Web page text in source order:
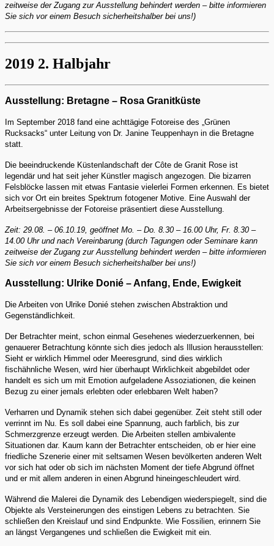
zeitweise der Zugang zur Ausstellung behindert werden – bitte informieren
Sie sich vor einem Besuch sicherheitshalber bei uns!)
2019 2. Halbjahr
Ausstellung: Bretagne – Rosa Granitküste
Im September 2018 fand eine achttägige Fotoreise des „Grünen
Rucksacks“ unter Leitung von Dr. Janine Teuppenhayn in die Bretagne
statt.
Die beeindruckende Küstenlandschaft der Côte de Granit Rose ist
legendär und hat seit jeher Künstler magisch angezogen. Die bizarren
Felsblöcke lassen mit etwas Fantasie vielerlei Formen erkennen. Es bietet
sich vor Ort ein breites Spektrum fotogener Motive. Eine Auswahl der
Arbeitsergebnisse der Fotoreise präsentiert diese Ausstellung.
Zeit: 29.08. – 06.10.19, geöffnet Mo. – Do. 8.30 – 16.00 Uhr, Fr. 8.30 –
14.00 Uhr und nach Vereinbarung (durch Tagungen oder Seminare kann
zeitweise der Zugang zur Ausstellung behindert werden – bitte informieren
Sie sich vor einem Besuch sicherheitshalber bei uns!)
Ausstellung: Ulrike Donié – Anfang, Ende, Ewigkeit
Die Arbeiten von Ulrike Donié stehen zwischen Abstraktion und
Gegenständlichkeit.
Der Betrachter meint, schon einmal Gesehenes wiederzuerkennen, bei
genauerer Betrachtung könnte sich dies jedoch als Illusion herausstellen:
Sieht er wirklich Himmel oder Meeresgrund, sind dies wirklich
fischähnliche Wesen, wird hier überhaupt Wirklichkeit abgebildet oder
handelt es sich um mit Emotion aufgeladene Assoziationen, die keinen
Bezug zu einer jemals erlebten oder erlebbaren Welt haben?
Verharren und Dynamik stehen sich dabei gegenüber. Zeit steht still oder
verrinnt im Nu. Es soll dabei eine Spannung, auch farblich, bis zur
Schmerzgrenze erzeugt werden. Die Arbeiten stellen ambivalente
Situationen dar. Kaum kann der Betrachter entscheiden, ob er hier eine
friedliche Szenerie einer mit seltsamen Wesen bevölkerten anderen Welt
vor sich hat oder ob sich im nächsten Moment der tiefe Abgrund öffnet
und er mit allem anderen in einen Abgrund hineingeschleudert wird.
Während die Malerei die Dynamik des Lebendigen wiederspiegelt, sind die
Objekte als Versteinerungen des einstigen Lebens zu betrachten. Sie
schließen den Kreislauf und sind Endpunkte. Wie Fossilien, erinnern Sie
an längst Vergangenes und schließen die Ewigkeit mit ein.